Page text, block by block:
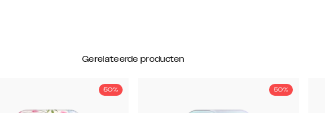
Gerelateerde producten
50% 50%